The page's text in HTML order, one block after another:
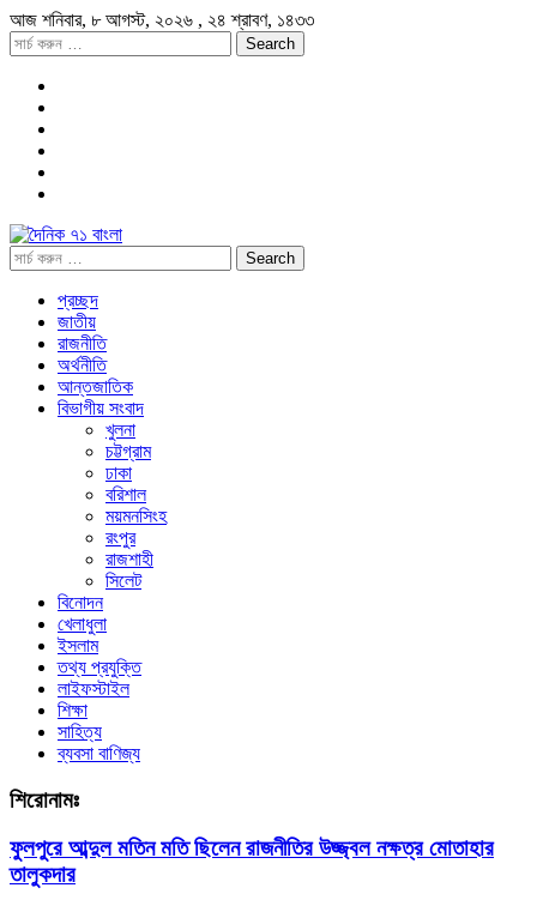
আজ শনিবার, ৮ আগস্ট, ২০২৬ , ২৪ শ্রাবণ, ১৪৩৩
প্রচ্ছদ
জাতীয়
রাজনীতি
অর্থনীতি
আন্তজাতিক
বিভাগীয় সংবাদ
খুলনা
চট্টগ্রাম
ঢাকা
বরিশাল
ময়মনসিংহ
রংপুর
রাজশাহী
সিলেট
বিনোদন
খেলাধুলা
ইসলাম
তথ্য প্রযুক্তি
লাইফস্টাইল
শিক্ষা
সাহিত্য
ব্যবসা বাণিজ্য
শিরোনামঃ
ফুলপুরে আব্দুল মতিন মতি ছিলেন রাজনীতির উজ্জ্বল নক্ষত্র মোতাহার
তালুকদার